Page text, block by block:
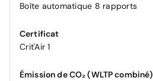
Boîte automatique 8 rapports
Certificat
Crit'Air 1
Émission de CO₂ (WLTP combiné)